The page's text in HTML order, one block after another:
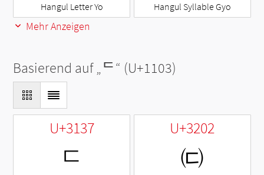
Hangul Letter Yo Hangul Syllable Gyo
Mehr Anzeigen
Basierend auf „ᄃ“ (U+1103)
U+3137
ㄷ
U+3202
㈂